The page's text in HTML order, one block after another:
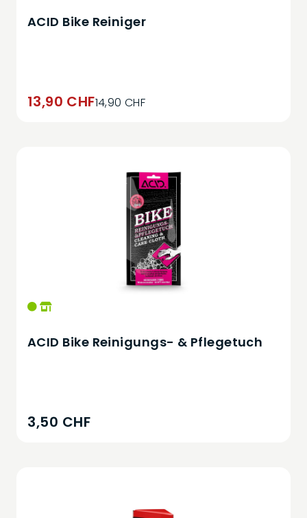
ACID Bike Reiniger
13,90 CHF14,90 CHF
ACID Bike Reinigungs- & Pflegetuch
3,50 CHF